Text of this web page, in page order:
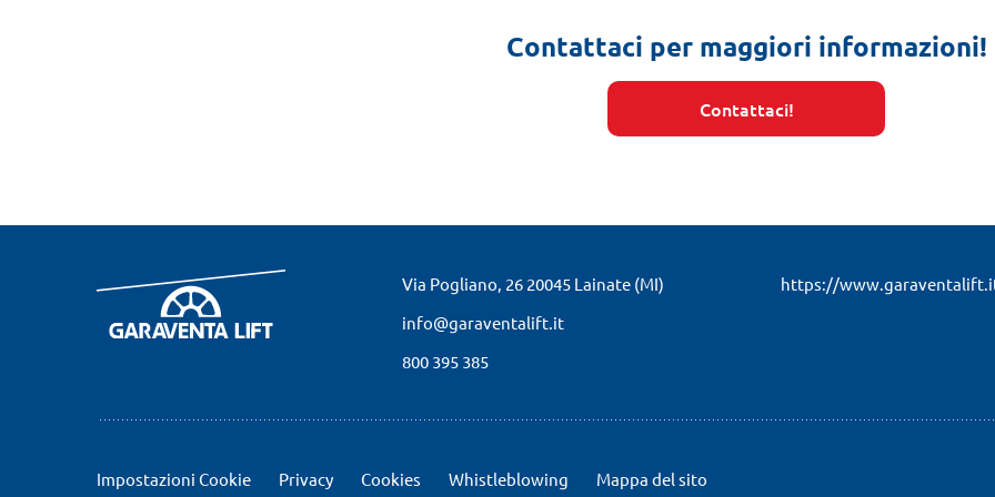
Contattaci per maggiori informazioni!
Contattaci!
Via Pogliano, 26 20045 Lainate (MI)
info@garaventalift.it
800 395 385
https://
Impostazioni Cookie Privacy Cookies Whistleblowing Mappa del sito